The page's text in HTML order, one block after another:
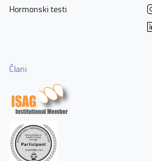
Hormonski testi
Člani